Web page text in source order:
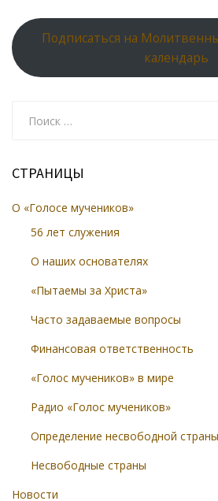
Подписаться на
календарь
СТРАНИЦЫ
О «Голосе мучеников»
56 лет служения
О наших основателях
«Пытаемы за Христа»
Часто задаваемые вопросы
Финансовая ответственность
«Голос мучеников» в мире
Радио «Голос мучеников»
Определение несвободной страны
Несвободные страны
Новости